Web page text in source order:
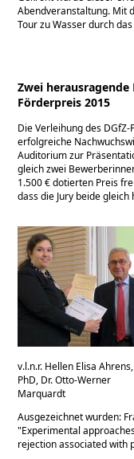
Abendveranstaltung. Mit
Tour zu Wasser durch
Zwei
Förderpreis 2015
Die Verleihung des
erfolgreiche
Auditorium zur
gleich zwei
1.500 € dotierten Preis
dass die Jury beide
v.l.n.r. Hellen Elisa Ahrens,
PhD, Dr. Otto-Werner
Marquardt
Ausgezeichnet wurden:
Experimental
rejection associated with